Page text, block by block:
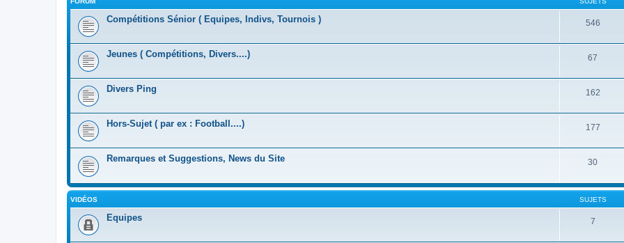
Compétitions Sénior ( Equipes, Indivs, Tournois ) 546
Jeunes ( Compétitions, Divers....) 67
Divers Ping 162
Hors-Sujet ( par ex : Football....) 177
Remarques et Suggestions, News du Site 30
VIDÉOS SUJETS
Equipes 7